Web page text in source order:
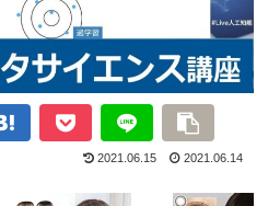
2021.06.15 2021.06.14